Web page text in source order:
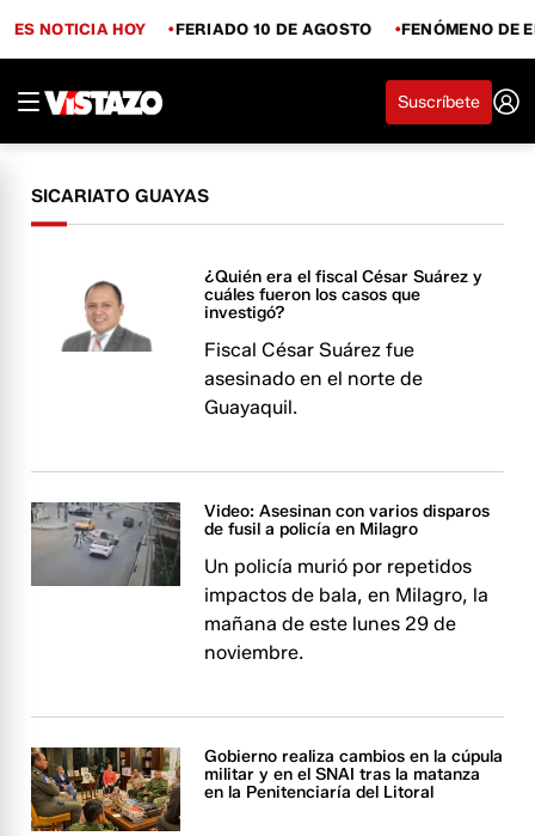
ES NOTICIA HOY FERIADO 10 DE AGOSTO FENÓMENO DE
Suscríbete
SICARIATO GUAYAS
¿Quién era el fiscal César Suárez y
cuáles fueron los casos que
investigó?
Fiscal César Suárez fue
asesinado en el norte de
Guayaquil.
Video: Asesinan con varios disparos
de fusil a policía en Milagro
Un policía murió por repetidos
impactos de bala, en Milagro, la
mañana de este lunes 29 de
noviembre.
Gobierno realiza cambios en la cúpula
militar y en el SNAI tras la matanza
en la Penitenciaría del Litoral